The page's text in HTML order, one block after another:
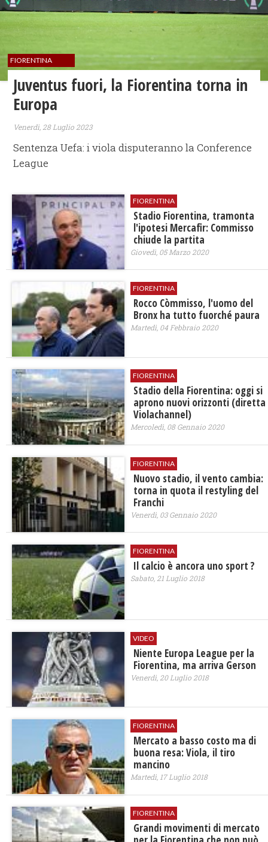
FIORENTINA
Juventus fuori, la Fiorentina torna in
Europa
Venerdì, 28 Luglio 2023
Sentenza Uefa: i viola disputeranno la Conference
League
FIORENTINA
Stadio Fiorentina, tramonta
l'ipotesi Mercafir: Commisso
chiude la partita
Giovedì, 05 Marzo 2020
FIORENTINA
Rocco Còmmisso, l'uomo del
Bronx ha tutto fuorché paura
Martedì, 04 Febbraio 2020
FIORENTINA
Stadio della Fiorentina: oggi si
aprono nuovi orizzonti (diretta
Violachannel)
Mercoledì, 08 Gennaio 2020
FIORENTINA
Nuovo stadio, il vento cambia:
torna in quota il restyling del
Franchi
Venerdì, 03 Gennaio 2020
FIORENTINA
Il calcio è ancora uno sport ?
Sabato, 21 Luglio 2018
VIDEO
Niente Europa League per la
Fiorentina, ma arriva Gerson
Venerdì, 20 Luglio 2018
FIORENTINA
Mercato a basso costo ma di
buona resa: Viola, il tiro
mancino
Martedì, 17 Luglio 2018
FIORENTINA
Grandi movimenti di mercato